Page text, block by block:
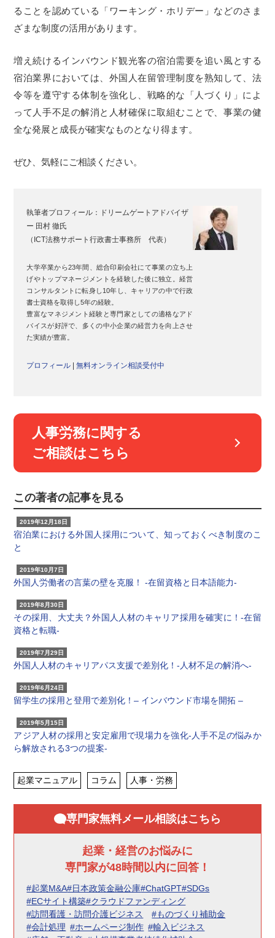
ることを認めている「ワーキング・ホリデー」などのさま
ざまな制度の活用があります。
増え続けるインバウンド観光客の宿泊需要を追い風とする
宿泊業界においては、外国人在留管理制度を熟知して、法
令等を遵守する体制を強化し、戦略的な「人づくり」によ
って人手不足の解消と人材確保に取組むことで、事業の健
全な発展と成長が確実なものとなり得ます。
ぜひ、気軽にご相談ください。
執筆者プロフィール：
ドリームゲートアドバイザ
ー 田村 徹氏
（ICT法務サポート行政書士事務所 代表）
大学卒業から23年間、総合印刷会社にて事業の立ち上
げやトップマネージメントを経験した後に独立。経営
コンサルタントに転身し10年し、キャリアの中で行政
書士資格を取得し5年の経験。
豊富なマネジメント経験と専門家としての適格なアド
バイスが好評で、多くの中小企業の経営力を向上させ
た実績が豊富。
プロフィール |無料オンライン相談受付中
人事労務に関する
ご相談はこちら
この著者の記事を見る
2019年12月18日
宿泊業における外国人採用について、知っておくべき制度のこ
と
2019年10月7日
外国人労働者の言葉の壁を克服！ -在留資格と日本語能力-
2019年8月30日
その採用、大丈夫？外国人人材のキャリア採用を確実に！-在留
資格と転職-
2019年7月29日
外国人人材のキャリアパス支援で差別化！-人材不足の解消へ-
2019年6月24日
留学生の採用と登用で差別化！– インバウンド市場を開拓 –
2019年5月15日
アジア人材の採用と安定雇用で現場力を強化-人手不足の悩みか
ら解放される3つの提案-
起業マニュアル コラム 人事・労務
専門家無料メール相談はこちら
起業・経営のお悩みに
専門家が48時間以内に回答！
#起業M&A#日本政策金融公庫#ChatGPT#SDGs
#ECサイト構築#クラウドファンディング
#訪問看護・訪問介護ビジネス
#ものづくり補助金
#会計処理 #ホームページ制作 #輸入ビジネス